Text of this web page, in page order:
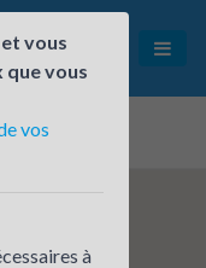
vous
que vous
vos
à